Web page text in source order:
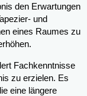
den Erwartungen
und
eines Raumes zu
Fachkenntnisse
zu erzielen. Es
eine längere